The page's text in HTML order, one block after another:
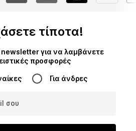
τίποτα!
newsletter για να λαμβάνετε
προσφορές
Για άνδρες
σου